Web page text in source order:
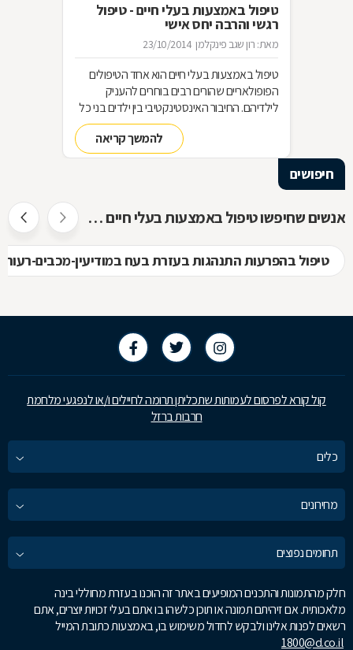
טיפול באמצעות בעלי חיים - טיפול
רגשי והרבה יחס אישי
מאת: רון שגב פינקלמן 23/10/2014
טיפול באמצעות בעלי חיים הוא אחד הטיפולים
הפופולאריים שהורים רבים בוחרים להעניק
לילדיהם. החיבור האינסטינקטיבי בין ילדים בני כל
הגילים לבין בעלי חיים, משמש בסיס מצוין ליצירת
קשר רגשי, לפתיחות רבה יותר, לאחריות כלפי
הזולת, ליכולת לקבל אהבה וחום ועוד-ועוד. הקשר
המסלול להכשרת מטפלים בתחום? בכתבה
להמשך קריאה
חיפושים
אנשים שחיפשו טיפול באמצעות בעלי חיים חיפשו גם
טיפול בהפרעות התנהגות בעזרת בעח במודיעין-מכבים-רעות
קול קורא לפרסום לעמותות שתכליתן תרומה לחיילים ו/או לנפגעי מלחמת
חרבות ברזל
כלים
מחירונים
תחומים נפוצים
חלק מהתמונות והתכנים המופיעים באתר זה הוכנו בעזרת מחוללי בינה
מלאכותית. אם זיהיתם תמונה או תוכן כלשהו בו אתם בעלי זכויות יוצרים, אתם
רשאים לפנות אלינו ולבקש לחדול משימוש בו, באמצעות כתובת המייל
1800@d.co.il